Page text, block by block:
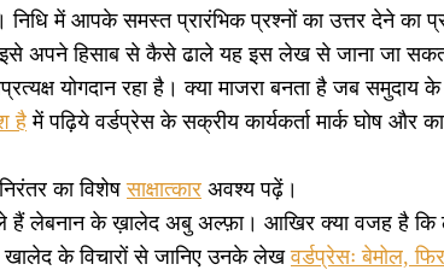
में आपके समस्त प्रारंभिक प्रश्‍नों का उत्तर देने का
इसे अपने हिसाब से कैसे ढाले यह इस लेख से जाना जा
योगदान रहा है। क्या माजरा बनता है जब समुदाय
है में पढ़िये वर्डप्रेस के सक्रीय कार्यकर्ता मार्क घोष और
का विशेषसाक्षात्कार अवश्य पढ़ें।
हैं लेबनान के ख़ालेद अबु अल्फ़ा। आखिर क्या वजह है कि
के विचारों से जानिए उनके लेखवर्डप्रेसः बेमोल,